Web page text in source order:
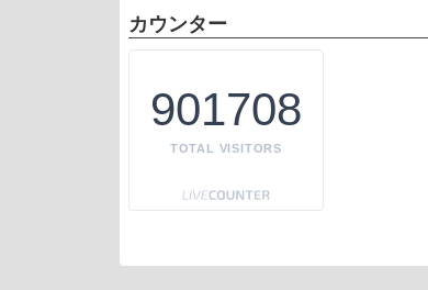
カウンター
901708
TOTAL VISITORS